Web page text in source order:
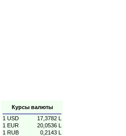
Курсы валюты
1 USD
17,3782 L
1 EUR
20,0536 L
1 RUB
0,2143 L